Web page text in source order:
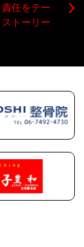
任をテー
トーリー